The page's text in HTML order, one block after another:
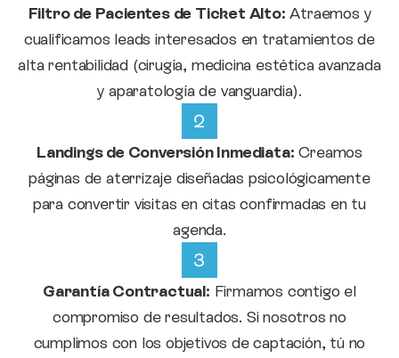
Filtro de Pacientes de Ticket Alto: Atraemos y
cualificamos leads interesados en tratamientos de
alta rentabilidad (cirugía, medicina estética avanzada
y aparatología de vanguardia).
Landings de Conversión Inmediata: Creamos
páginas de aterrizaje diseñadas psicológicamente
para convertir visitas en citas confirmadas en tu
agenda.
Garantía Contractual: Firmamos contigo el
compromiso de resultados. Si nosotros no
cumplimos con los objetivos de captación, tú no